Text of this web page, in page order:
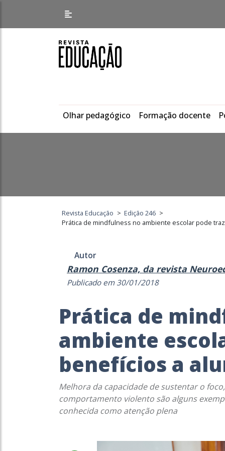
Olhar pedagógico Formação docente
Revista Educação > Edição 246 >
Prática de mindfulness no ambiente escolar pode
Autor
Ramon Cosenza, da revista
Publicado em 30/01/2018
Prática de
ambiente
benefícios a
Melhora da capacidade de sustentar o
comportamento violento são alguns
conhecida como atenção plena